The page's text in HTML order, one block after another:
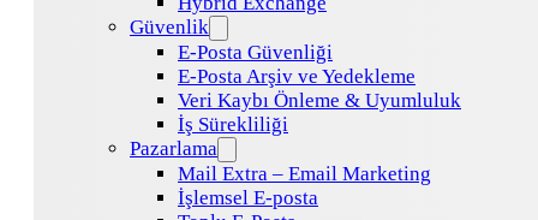
Güvenlik
E-Posta Güvenliği
E-Posta Arşiv ve Yedekleme
Veri Kaybı Önleme & Uyumluluk
İş Sürekliliği
Pazarlama
Mail Extra – Email Marketing
İşlemsel E-posta